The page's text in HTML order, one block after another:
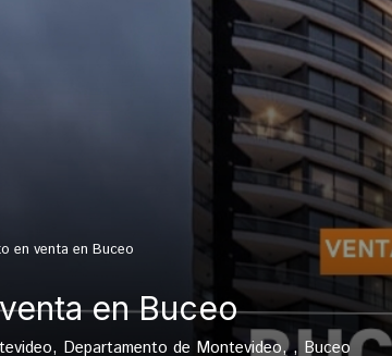
en venta en Buceo
en Buceo
Departamento de Montevideo, , Buceo